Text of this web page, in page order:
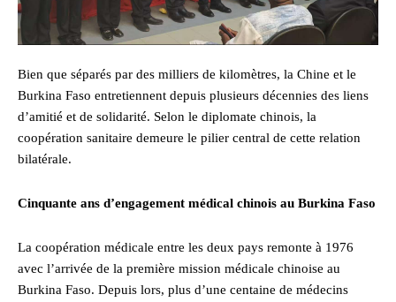
Bien que séparés par des milliers de kilomètres, la Chine et le
Burkina Faso entretiennent depuis plusieurs décennies des liens
d’amitié et de solidarité. Selon le diplomate chinois, la
coopération sanitaire demeure le pilier central de cette relation
bilatérale.
Cinquante ans d’engagement médical chinois au Burkina Faso
La coopération médicale entre les deux pays remonte à 1976
avec l’arrivée de la première mission médicale chinoise au
Burkina Faso. Depuis lors, plus d’une centaine de médecins